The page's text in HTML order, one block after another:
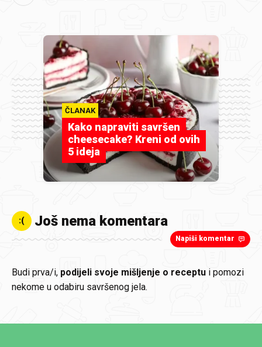
ČLANAK
Kako napraviti savršen
cheesecake? Kreni od ovih
5 ideja
:( Još nema komentara
Napiši komentar
Budi prva/i, podijeli svoje mišljenje o receptu i pomozi
nekome u odabiru savršenog jela.